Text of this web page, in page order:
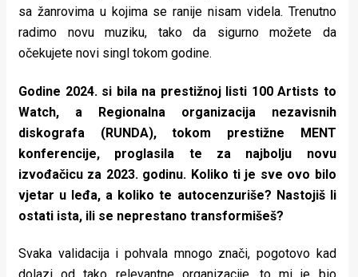
sa žanrovima u kojima se ranije nisam videla. Trenutno
radimo novu muziku, tako da sigurno možete da
očekujete novi singl tokom godine.
Godine 2024. si bila na prestižnoj listi 100 Artists to
Watch, a Regionalna organizacija nezavisnih
diskografa (RUNDA), tokom prestižne MENT
konferencije, proglasila te za najbolju novu
izvođačicu za 2023. godinu. Koliko ti je sve ovo bilo
vjetar u leđa, a koliko te autocenzuriše? Nastojiš li
ostati ista, ili se neprestano transformišeš?
Svaka validacija i pohvala mnogo znači, pogotovo kad